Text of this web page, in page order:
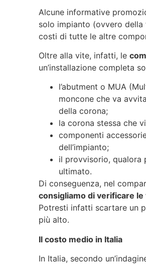
Alcune informative
solo impianto (ovvero
costi di tutte le altre
Oltre alla vite, infatti, le
un’installazione completa
l’abutment o MUA
moncone che va
della corona;
la corona stessa che
componenti
dell’impianto;
il provvisorio, qualora
ultimato.
Di conseguenza, nel
consigliamo di verificare le
Potresti infatti scartare un
più alto.
Il costo medio in Italia
In Italia, secondo